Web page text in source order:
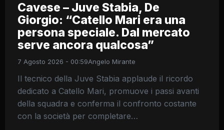
Cavese – Juve Stabia, De
Giorgio: “Catello Mari era una
persona speciale. Dal mercato
serve ancora qualcosa”
7 Agosto 2026 - 00:59Angelo Mirante
Il tecnico della Juve Stabia applaude il ricordo
dedicato a Catello Mari, promuove i passi avanti
della squadra e conferma il confronto costante
con la società per completare…